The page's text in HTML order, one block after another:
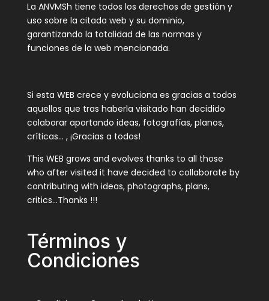
La ANVMSh tiene todos los derechos de gestión y
uso sobre la citada web y su dominio,
garantizando la totalidad de las normas y
funciones de la web mencionada.
Si esta WEB crece y evoluciona es gracias a todos
aquellos que tras haberla visitado han decidido
colaborar aportando ideas, fotografías, planos,
críticas… , ¡Gracias a todos!
This WEB grows and evolves thanks to all those
who after visited it have decided to collaborate by
contributing with ideas, photographs, plans,
critics…Thanks !!!
Términos y
Condiciones